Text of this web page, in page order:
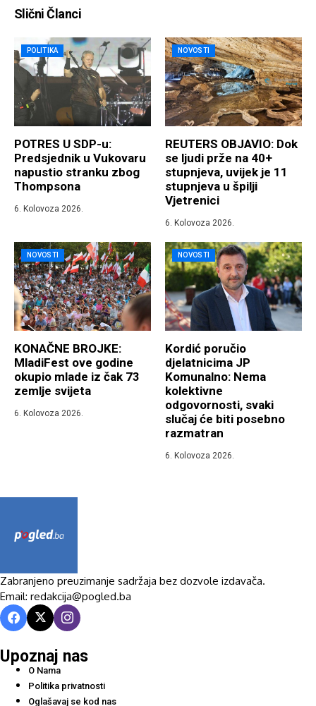
Slični Članci
POLITIKA
POTRES U SDP-u:
Predsjednik u Vukovaru
napustio stranku zbog
Thompsona
6. Kolovoza 2026.
NOVOSTI
REUTERS OBJAVIO: Dok
se ljudi prže na 40+
stupnjeva, uvijek je 11
stupnjeva u špilji
Vjetrenici
6. Kolovoza 2026.
NOVOSTI
KONAČNE BROJKE:
MladiFest ove godine
okupio mlade iz čak 73
zemlje svijeta
6. Kolovoza 2026.
NOVOSTI
Kordić poručio
djelatnicima JP
Komunalno: Nema
kolektivne
odgovornosti, svaki
slučaj će biti posebno
razmatran
6. Kolovoza 2026.
Zabranjeno preuzimanje sadržaja bez dozvole izdavača.
Email: redakcija@pogled.ba
Upoznaj nas
O Nama
Politika privatnosti
Oglašavaj se kod nas